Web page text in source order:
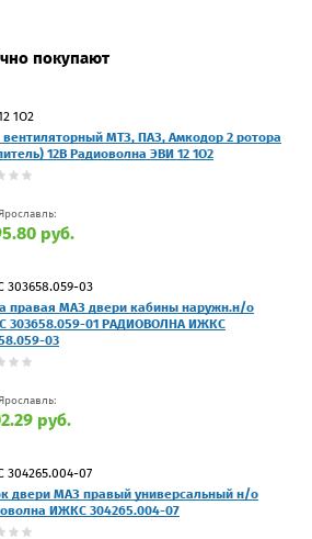
покупают
1О2
вентиляторный МТЗ, ПАЗ, Амкодор 2 ротора
12В Радиоволна ЭВИ 12 1О2
руб.
303658.059-03
правая МАЗ двери кабины наружн.н/о
303658.059-01 РАДИОВОЛНА ИЖКС
03
руб.
304265.004-07
двери МАЗ правый универсальный н/о
ИЖКС 304265.004-07